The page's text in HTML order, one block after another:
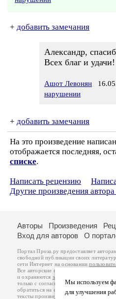
+ добавить замечания
Александр,
Всех благ и удачи!
Ашот Левонян
нарушении
+ добавить замечания
На это произведение
отображается последняя,
списке.
Написать рецензию
Другие произведения
Мы используем
для улучшения
Авторы Произведения
Вход для авторов
О
Портал Проза.ру предоставляет
свободной публикации своих
сети Интернет на основании
Все авторские права на произведения
и охраняются законом
. Перепечатка
только с согласия его автора, к
обратиться на его авторской странице.
тексты произведений авторы несут